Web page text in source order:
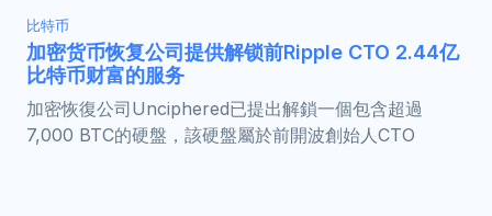
比特币
加密货币恢复公司提供解锁前Ripple CTO 2.44亿
比特币财富的服务
加密恢復公司Unciphered已提出解鎖一個包含超過
7,000 BTC的硬盤，該硬盤屬於前開波創始人CTO